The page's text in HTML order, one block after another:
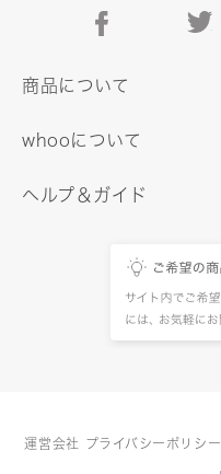
facebook
商品について
whooについて
ヘルプ＆ガイド
運営会社 プライバシーポリシー